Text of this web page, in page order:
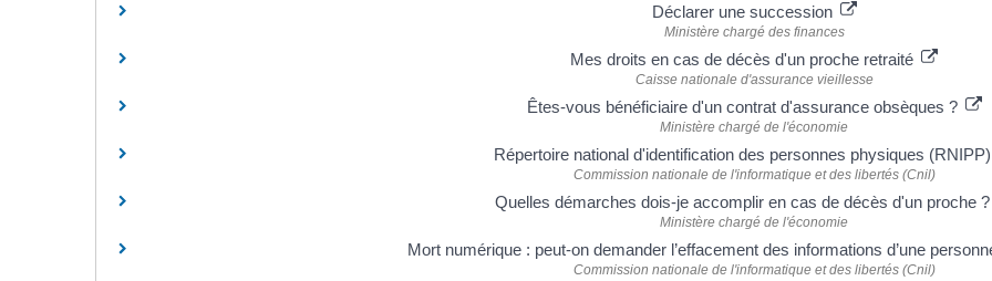
Déclarer une succession
Ministère chargé des finances
Mes droits en cas de décès d'un proche retraité
Caisse nationale d'assurance vieillesse
Êtes-vous bénéficiaire d'un contrat d'assurance obsèques ?
Ministère chargé de l'économie
Répertoire national d'identification des personnes physiques (RNIPP)
Commission nationale de l'informatique et des libertés (Cnil)
Quelles démarches dois-je accomplir en cas de décès d'un proche ?
Ministère chargé de l'économie
Mort numérique : peut-on demander l’effacement des informations d’une
Commission nationale de l'informatique et des libertés (Cnil)